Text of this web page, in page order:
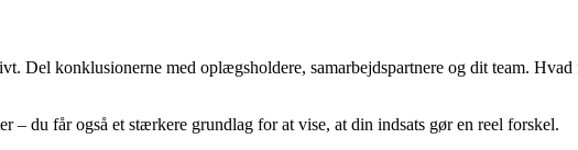
Del konklusionerne med oplægsholdere, samarbejdspartnere og dit team.
– du får også et stærkere grundlag for at vise, at din indsats gør en reel forskel.